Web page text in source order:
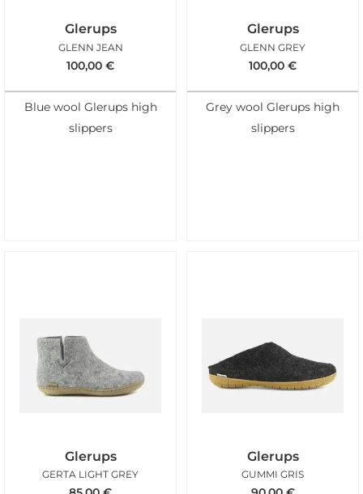
Glerups
GLENN JEAN
100,00 €
Blue wool Glerups high
slippers
Glerups
GLENN GREY
100,00 €
Grey wool Glerups high
slippers
Glerups
GERTA LIGHT GREY
Glerups
GUMMI GRIS